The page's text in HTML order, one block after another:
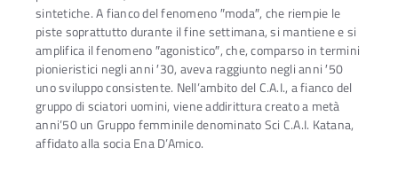
sintetiche. A fianco del fenomeno ″moda″, che riempie le
piste soprattutto durante il fine settimana, si mantiene e si
amplifica il fenomeno ″agonistico″, che, comparso in termini
pionieristici negli anni ′30, aveva raggiunto negli anni ′50
uno sviluppo consistente. Nell’ambito del C.A.I., a fianco del
gruppo di sciatori uomini, viene addirittura creato a metà
anni’50 un Gruppo femminile denominato Sci C.A.I. Katana,
affidato alla socia Ena D’Amico.